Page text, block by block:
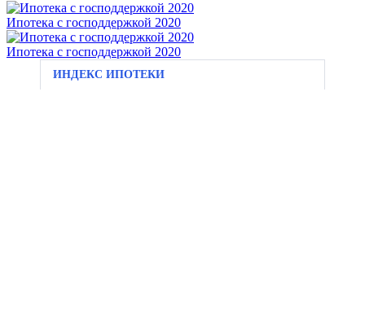
Ипотека с господдержкой 2020
Ипотека с господдержкой 2020
ИНДЕКС ИПОТЕКИ